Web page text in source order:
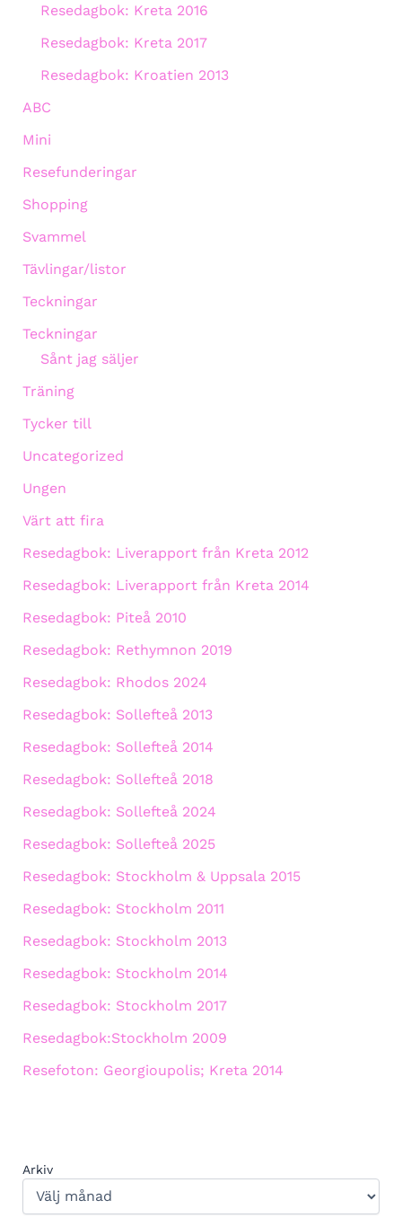
Resedagbok: Kreta 2016
Resedagbok: Kreta 2017
Resedagbok: Kroatien 2013
ABC
Mini
Resefunderingar
Shopping
Svammel
Tävlingar/listor
Teckningar
Teckningar
Sånt jag säljer
Träning
Tycker till
Uncategorized
Ungen
Värt att fira
Resedagbok: Liverapport från Kreta 2012
Resedagbok: Liverapport från Kreta 2014
Resedagbok: Piteå 2010
Resedagbok: Rethymnon 2019
Resedagbok: Rhodos 2024
Resedagbok: Sollefteå 2013
Resedagbok: Sollefteå 2014
Resedagbok: Sollefteå 2018
Resedagbok: Sollefteå 2024
Resedagbok: Sollefteå 2025
Resedagbok: Stockholm & Uppsala 2015
Resedagbok: Stockholm 2011
Resedagbok: Stockholm 2013
Resedagbok: Stockholm 2014
Resedagbok: Stockholm 2017
Resedagbok:Stockholm 2009
Resefoton: Georgioupolis; Kreta 2014
Arkiv